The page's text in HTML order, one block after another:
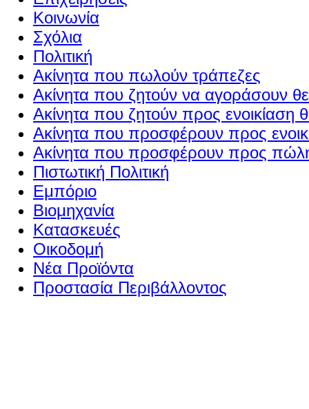
Κοινωνία
Σχόλια
Πολιτική
Ακίνητα που πωλούν τράπεζες
Ακίνητα που ζητούν να αγοράσουν
Ακίνητα που ζητούν προς ενοικίαση
Ακίνητα που προσφέρουν προς
Ακίνητα που προσφέρουν προς
Πιστωτική Πολιτική
Εμπόριο
Βιομηχανία
Κατασκευές
Οικοδομή
Νέα Προϊόντα
Προστασία Περιβάλλοντος